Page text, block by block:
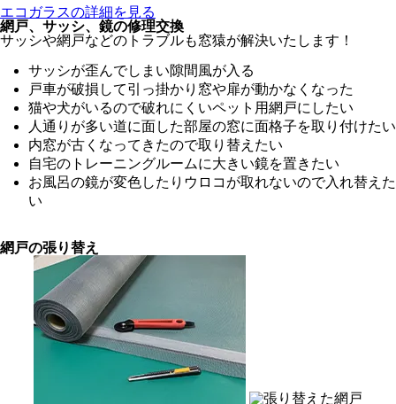
エコガラスの詳細を見る
網戸、サッシ、鏡の修理交換
サッシや網戸などのトラブルも窓猿が解決いたします！
サッシが歪んでしまい隙間風が入る
戸車が破損して引っ掛かり窓や扉が動かなくなった
猫や犬がいるので破れにくいペット用網戸にしたい
人通りが多い道に面した部屋の窓に面格子を取り付けたい
内窓が古くなってきたので取り替えたい
自宅のトレーニングルームに大きい鏡を置きたい
お風呂の鏡が変色したりウロコが取れないので入れ替えた
い
網戸の張り替え